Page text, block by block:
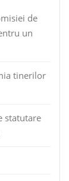
de
un
tinerilor
statutare